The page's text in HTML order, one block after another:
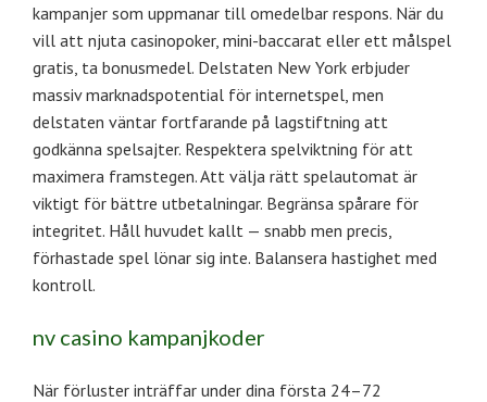
kampanjer som uppmanar till omedelbar respons. När du
vill att njuta casinopoker, mini-baccarat eller ett målspel
gratis, ta bonusmedel. Delstaten New York erbjuder
massiv marknadspotential för internetspel, men
delstaten väntar fortfarande på lagstiftning att
godkänna spelsajter. Respektera spelviktning för att
maximera framstegen. Att välja rätt spelautomat är
viktigt för bättre utbetalningar. Begränsa spårare för
integritet. Håll huvudet kallt — snabb men precis,
förhastade spel lönar sig inte. Balansera hastighet med
kontroll.
nv casino kampanjkoder
När förluster inträffar under dina första 24–72